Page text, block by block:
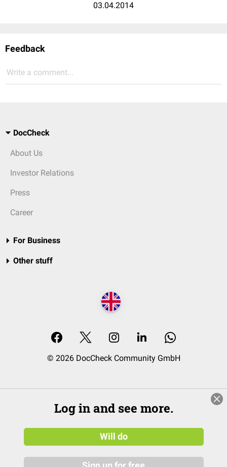
03.04.2014
Feedback
Write a comment...
DocCheck
About Us
Investor Relations
Press
Career
For Business
Other stuff
© 2026 DocCheck Community GmbH
Log in and see more.
Will do